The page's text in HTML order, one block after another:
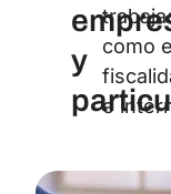
y
como
e